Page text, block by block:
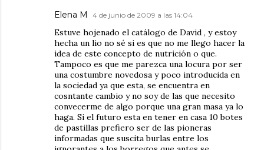
Elena M 4 de junio de 2009 a las 14:04
Estuve hojenado el catálogo de David , y estoy
hecha un lio no sé si es que no me llego hacer la
idea de este concepto de nutrición o que.
Tampoco es que me parezca una locura por ser
una costumbre novedosa y poco introducida en
la sociedad ya que esta, se encuentra en
cosntante cambio y no soy de las que necesito
convecerme de algo porque una gran masa ya lo
haga. Si el futuro esta en tener en casa 10 botes
de pastillas prefiero ser de las pioneras
informadas que suscita burlas entre los